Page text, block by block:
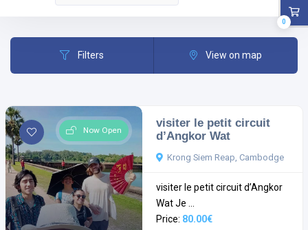
Filters View on map
Now Open
visiter le petit circuit
d’Angkor Wat
Krong Siem Reap, Cambodge
visiter le petit circuit d’Angkor
Wat Je ...
Price: 80.00€
0